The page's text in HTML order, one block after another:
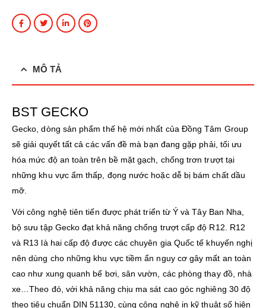
MÔ TẢ
BST GECKO
Gecko, dòng sản phẩm thế hệ mới nhất của Đồng Tâm Group
sẽ giải quyết tất cả các vấn đề mà bạn đang gặp phải, tối ưu
hóa mức độ an toàn trên bề mặt gạch, chống trơn trượt tại
những khu vực ẩm thấp, đọng nước hoặc dễ bị bám chất dầu
mỡ.
Với công nghệ tiên tiến được phát triển từ Ý và Tây Ban Nha,
bộ sưu tập Gecko đạt khả năng chống trượt cấp độ R12. R12
và R13 là hai cấp độ được các chuyên gia Quốc tế khuyến nghị
nên dùng cho những khu vực tiềm ẩn nguy cơ gây mất an toàn
cao như xung quanh bể bơi, sân vườn, các phòng thay đồ, nhà
xe…Theo đó, với khả năng chịu ma sát cao góc nghiêng 30 độ
theo tiêu chuẩn DIN 51130, cùng công nghệ in kỹ thuật số hiện